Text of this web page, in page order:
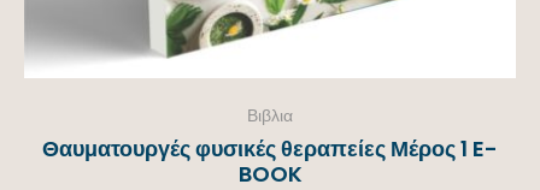
Βιβλια
Θαυματουργές φυσικές θεραπείες Μέρος 1 E-
BOOK